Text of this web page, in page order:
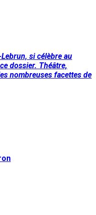
si célèbre au
dossier. Théâtre,
nombreuses facettes de